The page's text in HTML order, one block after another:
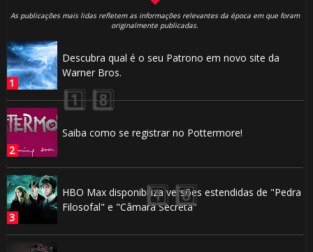
As publicações mais lidas refletem as informações relevantes da época em que foram
originalmente publicadas.
Descubra qual é o seu Patrono em novo site da
Warner Bros.
Saiba como se registrar no Pottermore!
HBO Max disponibiliza versões estendidas de "Pedra
Filosofal" e "Câmara Secreta"